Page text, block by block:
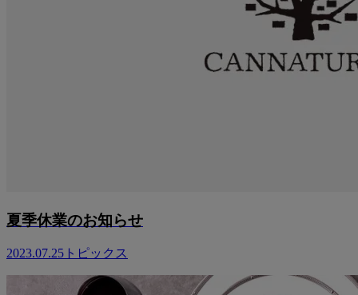
夏季休業のお知らせ
2023.07.25 トピックス